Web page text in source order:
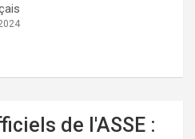
de l'ASSE :